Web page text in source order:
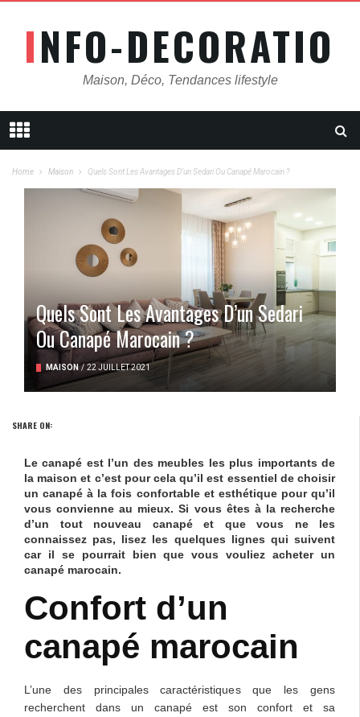
INFO-DECORATION
Maison, Déco, Tendances lifestyle
Home Maison Quels Sont Les Avantages D’un Sedari Ou Canapé Marocain ?
Quels Sont Les Avantages D’un Sedari
Ou Canapé Marocain ?
MAISON / 22 JUILLET 2021
SHARE ON:
Lecanapé est l’un des meubles les plus importants de
la maison et c’est pour cela qu’il est essentiel de choisir
un canapé à la fois confortable et esthétique pour qu’il
vous convienne au mieux. Si vous êtes à la recherche
d’un tout nouveau canapé et que vous ne les
connaissez pas, lisez les quelques lignes qui suivent
car il se pourrait bien que vous vouliezacheter un
canapé marocain.
Confort d’un
canapé marocain
L’une des principales caractéristiques que les gens
recherchent dans un canapé est son confort et sa